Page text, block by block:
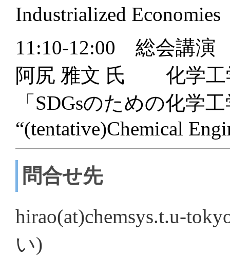
Industrialized Economies
11:10-12:00 総会講演
阿尻 雅文 氏 化学工
「SDGsのための化学
“(tentative)Chemical
問合せ先
hirao(at)chemsys.t.u-
い)